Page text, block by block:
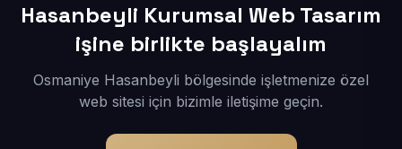
Hasanbeyli Kurumsal Web Tasarım
işine birlikte başlayalım
Osmaniye Hasanbeyli bölgesinde işletmenize özel
web sitesi için bizimle iletişime geçin.